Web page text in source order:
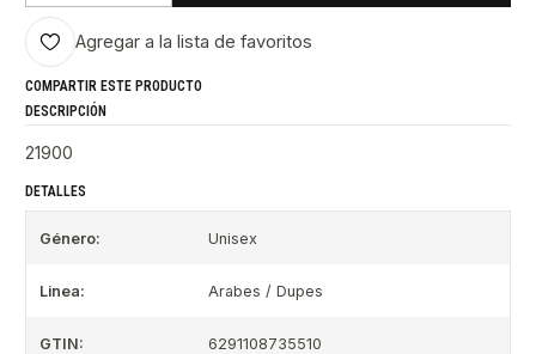
Agregar a la lista de favoritos
COMPARTIR ESTE PRODUCTO
DESCRIPCIÓN
21900
DETALLES
Género: Unisex
Linea: Arabes / Dupes
GTIN: 6291108735510